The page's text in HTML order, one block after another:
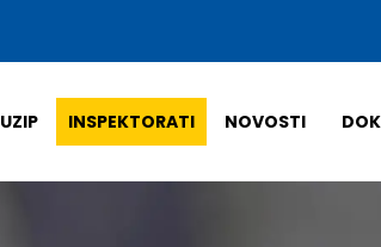
INSPEKTORATI NOVOSTI